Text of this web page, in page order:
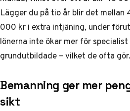
Lägger du på tio år blir det
000 kr i extra intjäning, under
lönerna inte ökar mer för
grundutbildade – vilket de ofta gör.
Bemanning ger mer
sikt